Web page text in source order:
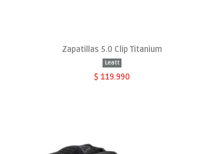
Zapatillas 5.0 Clip Titanium
Leatt
$ 119.990